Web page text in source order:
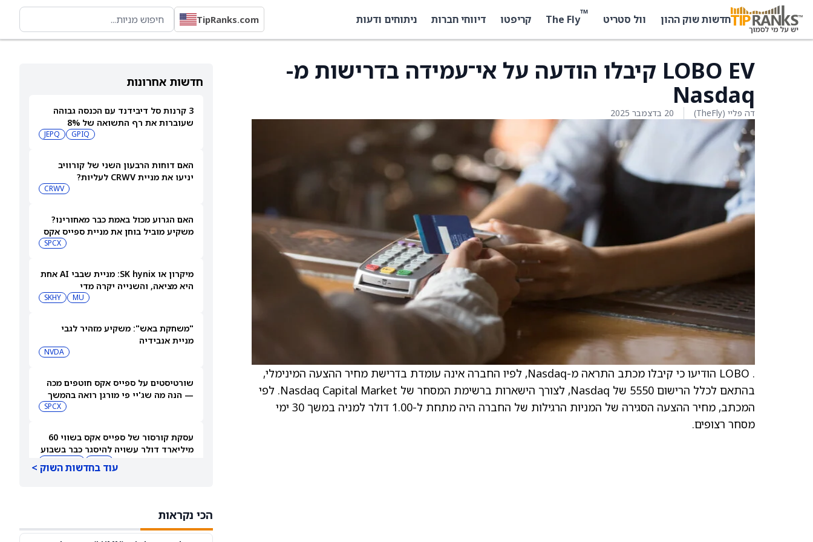
חדשות שוק ההון וול סטריט ™
The Fly קריפטו דיווחי חברות ניתוחים ודעות TipRanks.com
חדשות אחרונות
3 קרנות סל דיבידנד עם הכנסה גבוהה
שעוברות את רף התשואה של 8%
GPIQ
JEPQ
האם דוחות הרבעון השני של קורוויב
יניעו את מניית CRWV לעליות?
CRWV
האם הגרוע מכול באמת כבר מאחורינו?
משקיע מוביל בוחן את מניית ספייס אקס
SPCX
מיקרון או SK hynix: מניית שבבי AI אחת
היא מציאה, והשנייה יקרה מדי
MU
SKHY
"משחקת באש": משקיע מזהיר לגבי
מניית אנבידיה
NVDA
שורטיסטים על ספייס אקס חוטפים מכה
— הנה מה שג'יי פי מורגן רואה בהמשך
SPCX
עסקת קורסור של ספייס אקס בשווי 60
מיליארד דולר עשויה להיסגר כבר בשבוע
לטסלה
עוד בחדשות השוק >
הכי נקראות
LOBO EV קיבלו הודעה על אי־עמידה בדרישות מ-
Nasdaq
דה פליי (TheFly) 20 בדצמבר 2025
. LOBO הודיעו כי קיבלו מכתב התראה מ-Nasdaq, לפיו החברה אינה עומדת בדרישת מחיר ההצעה המינימלי,
בהתאם לכלל הרישום 5550 של Nasdaq, לצורך הישארות ברשימת המסחר של Nasdaq Capital Market. לפי
המכתב, מחיר ההצעה הסגירה של המניות הרגילות של החברה היה מתחת ל-1.00 דולר למניה במשך 30 ימי
מסחר רצופים.